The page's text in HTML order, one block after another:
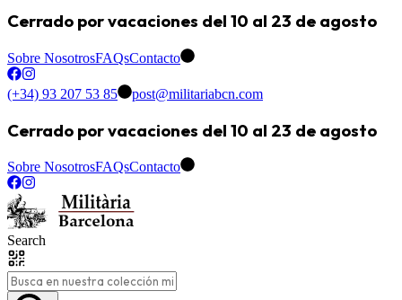
Cerrado por vacaciones del 10 al 23 de agosto
Sobre NosotrosFAQsContacto
(+34) 93 207 53 85 post@militariabcn.com
Cerrado por vacaciones del 10 al 23 de agosto
Sobre NosotrosFAQsContacto
Search